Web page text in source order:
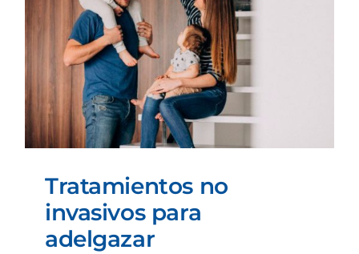
Tratamientos no
invasivos para
adelgazar